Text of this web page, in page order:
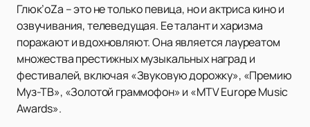
Глюк’oZa – это не только певица, но и актриса кино и
озвучивания, телеведущая. Ее талант и харизма
поражают и вдохновляют. Она является лауреатом
множества престижных музыкальных наград и
фестивалей, включая «Звуковую дорожку», «Премию
Муз-ТВ», «Золотой граммофон» и «MTV Europe Music
Awards».